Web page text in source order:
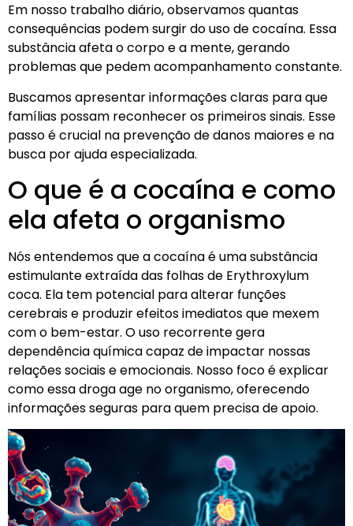
Em nosso trabalho diário, observamos quantas
consequências podem surgir do uso de cocaína. Essa
substância afeta o corpo e a mente, gerando
problemas que pedem acompanhamento constante.
Buscamos apresentar informações claras para que
famílias possam reconhecer os primeiros sinais. Esse
passo é crucial na prevenção de danos maiores e na
busca por ajuda especializada.
O que é a cocaína e como
ela afeta o organismo
Nós entendemos que a cocaína é uma substância
estimulante extraída das folhas de Erythroxylum
coca. Ela tem potencial para alterar funções
cerebrais e produzir efeitos imediatos que mexem
com o bem-estar. O uso recorrente gera
dependência química capaz de impactar nossas
relações sociais e emocionais. Nosso foco é explicar
como essa droga age no organismo, oferecendo
informações seguras para quem precisa de apoio.